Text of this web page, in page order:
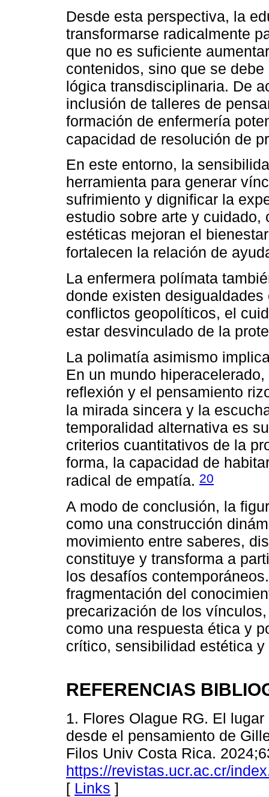
Desde esta perspectiva, la
transformarse radicalmente
que no es suficiente
contenidos, sino que se
lógica transdisciplinaria. De
inclusión de talleres de
formación de enfermería
capacidad de resolución de
En este entorno, la
herramienta para generar
sufrimiento y dignificar la
estudio sobre arte y
estéticas mejoran el
fortalecen la relación de
La enfermera polímata
donde existen
conflictos geopolíticos, el
estar desvinculado de la
La polimatía asimismo
En un mundo
reflexión y el pensamiento
la mirada sincera y la
temporalidad alternativa es
criterios cuantitativos de la
forma, la capacidad de
radical de empatía. 20
A modo de conclusión, la
como una construcción
movimiento entre saberes,
constituye y transforma a
los desafíos
fragmentación del
precarización de los
como una respuesta ética y
crítico, sensibilidad estética
REFERENCIAS
1. Flores Olague RG. El
desde el pensamiento de
Filos Univ Costa Rica.
https://revistas.ucr.ac.cr/
[ Links ]